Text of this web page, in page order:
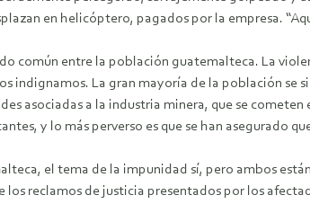
en helicóptero, pagados por la empresa.
común entre la población guatemalteca. La
indignamos. La gran mayoría de la población
asociadas a la industria minera, que se
y lo más perverso es que se han asegurado
el tema de la impunidad sí, pero ambos
reclamos de justicia presentados por los